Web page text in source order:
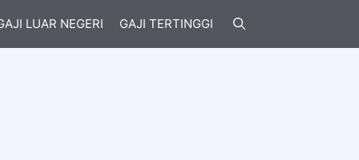
LUAR NEGERI GAJI TERTINGGI